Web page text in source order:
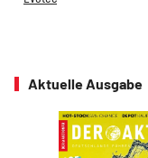
Aktuelle Ausgabe